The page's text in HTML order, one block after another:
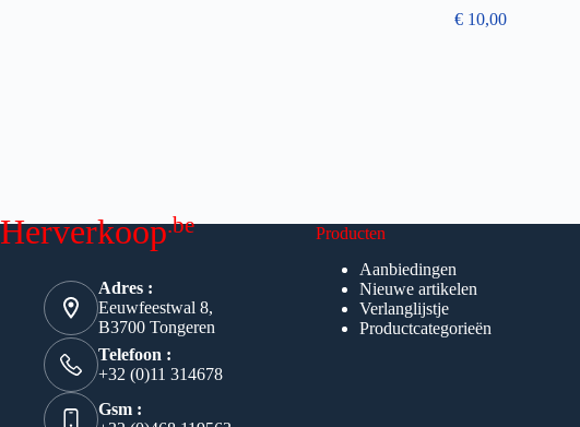
€10,00
Herverkoop.be
Adres :
Eeuwfeestwal 8,
B3700 Tongeren
Telefoon :
+32 (0)11 314678
Gsm :
Producten
Aanbiedingen
Nieuwe artikelen
Verlanglijstje
Productcategorieën